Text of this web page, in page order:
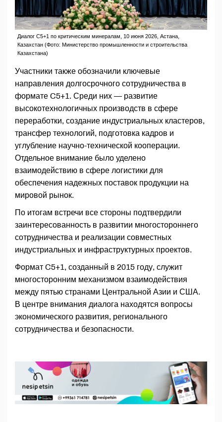
Диалог С5+1 по критическим минералам, 10 июня 2026, Астана,
Казахстан (Фото: Министерство промышленности и строительства
Казахстана)
Участники также обозначили ключевые
направления долгосрочного сотрудничества в
формате C5+1. Среди них — развитие
высокотехнологичных производств в сфере
переработки, создание индустриальных кластеров,
трансфер технологий, подготовка кадров и
углубление научно-технической кооперации.
Отдельное внимание было уделено
взаимодействию в сфере логистики для
обеспечения надежных поставок продукции на
мировой рынок.
По итогам встречи все стороны подтвердили
заинтересованность в развитии многостороннего
сотрудничества и реализации совместных
индустриальных и инфраструктурных проектов.
Формат C5+1, созданный в 2015 году, служит
многосторонним механизмом взаимодействия
между пятью странами Центральной Азии и США.
В центре внимания диалога находятся вопросы
экономического развития, регионального
сотрудничества и безопасности.